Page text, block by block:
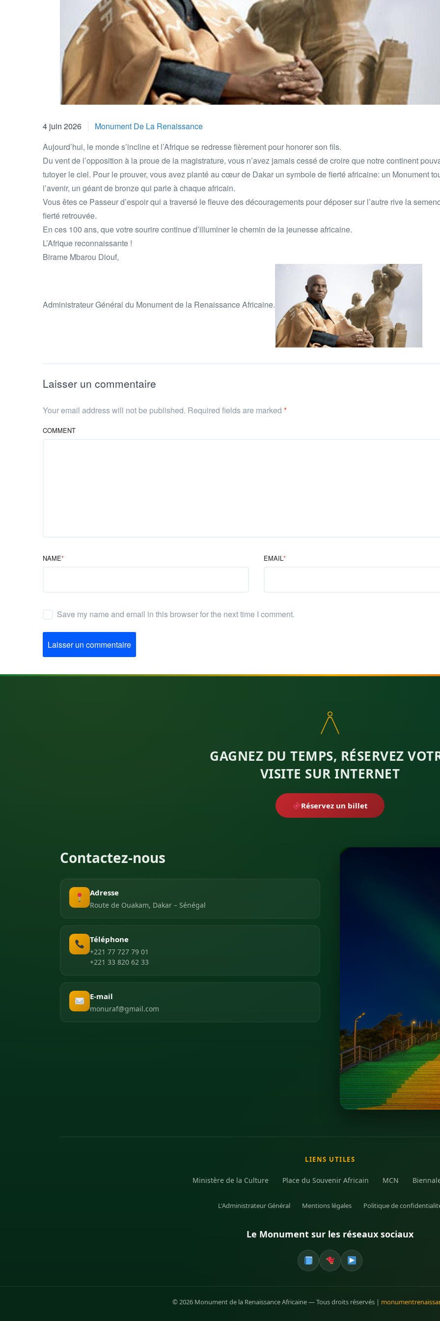
4 juin 2026
Monument De La Renaissance
Aujourd’hui, le monde s’incline et l’Afrique se redresse fièrement pour honorer son fils.
Du vent de l’opposition à la proue de la magistrature, vous n’avez jamais cessé de croire que notre continent
tutoyer le ciel. Pour le prouver, vous avez planté au cœur de Dakar un symbole de fierté africaine: un Monument
l’avenir, un géant de bronze qui parle à chaque africain.
Vous êtes ce Passeur d’espoir qui a traversé le fleuve des découragements pour déposer sur l’autre rive la
fierté retrouvée.
En ces 100 ans, que votre sourire continue d’illuminer le chemin de la jeunesse africaine.
L’Afrique reconnaissante !
Birame Mbarou Diouf,
Administrateur Général du Monument de la Renaissance Africaine.
Laisser un commentaire
Your email address will not be published. Required fields are marked *
COMMENT
NAME* EMAIL *
Save my name and email in this browser for the next time I comment.
Laisser un commentaire
GAGNEZ DU TEMPS, RÉSERVEZ
VISITE SUR INTERNET
Réservez un billet
Contactez-nous
Adresse
Route de Ouakam, Dakar – Sénégal
Téléphone
+221 77 727 79 01
+221 33 820 62 33
E-mail
monuraf@gmail.com
LIENS UTILES
Ministère de la Culture Place du Souvenir Africain MCN
L'Administrateur Général Mentions légales Politique de
Le Monument sur les réseaux sociaux
© 2026 Monument de la Renaissance Africaine — Tous droits réservés |